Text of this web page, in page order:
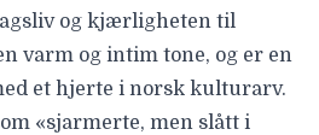
og kjærligheten til
varm og intim tone, og er en
et hjerte i norsk kulturarv.
«sjarmerte, men slått i